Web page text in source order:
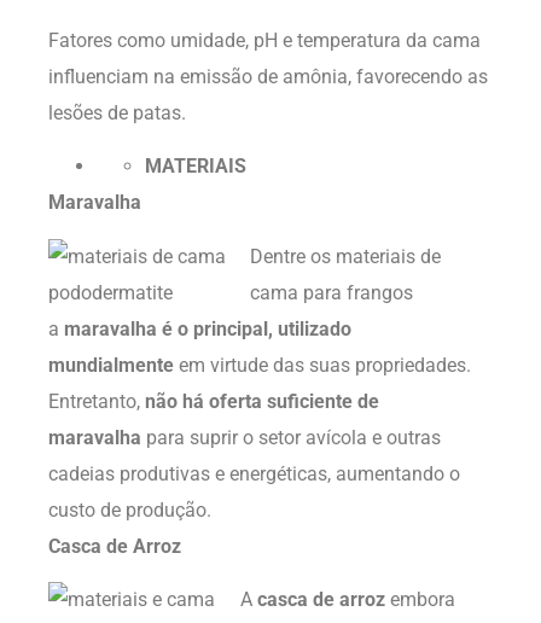
Fatores como umidade, pH e temperatura da cama
influenciam na emissão de amônia, favorecendo as
lesões de patas.
MATERIAIS
Maravalha
Dentre os materiais de
cama para frangos
a maravalha é o principal, utilizado
mundialmente em virtude das suas propriedades.
Entretanto, não há oferta suficiente de
maravalha para suprir o setor avícola e outras
cadeias produtivas e energéticas, aumentando o
custo de produção.
Casca de Arroz
A casca de arroz embora